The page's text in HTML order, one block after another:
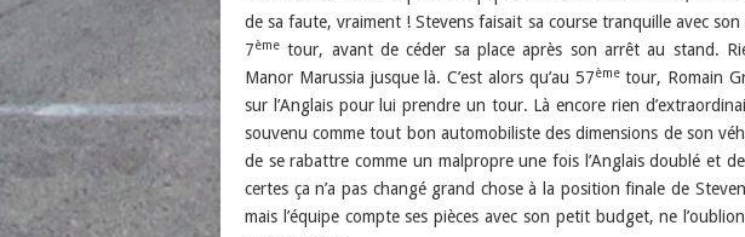
de sa faute, vraiment ! Stevens faisait sa course tranquille avec
7ème tour, avant de céder sa place après son arrêt au stand.
Manor Marussia jusque là. C’est alors qu’au 57èmetour, Romain
sur l’Anglais pour lui prendre un tour. Là encore rien
souvenu comme tout bon automobiliste des dimensions de son
de se rabattre comme un malpropre une fois l’Anglais doublé et
certes ça n’a pas changé grand chose à la position finale de
mais l’équipe compte ses pièces avec son petit budget, ne